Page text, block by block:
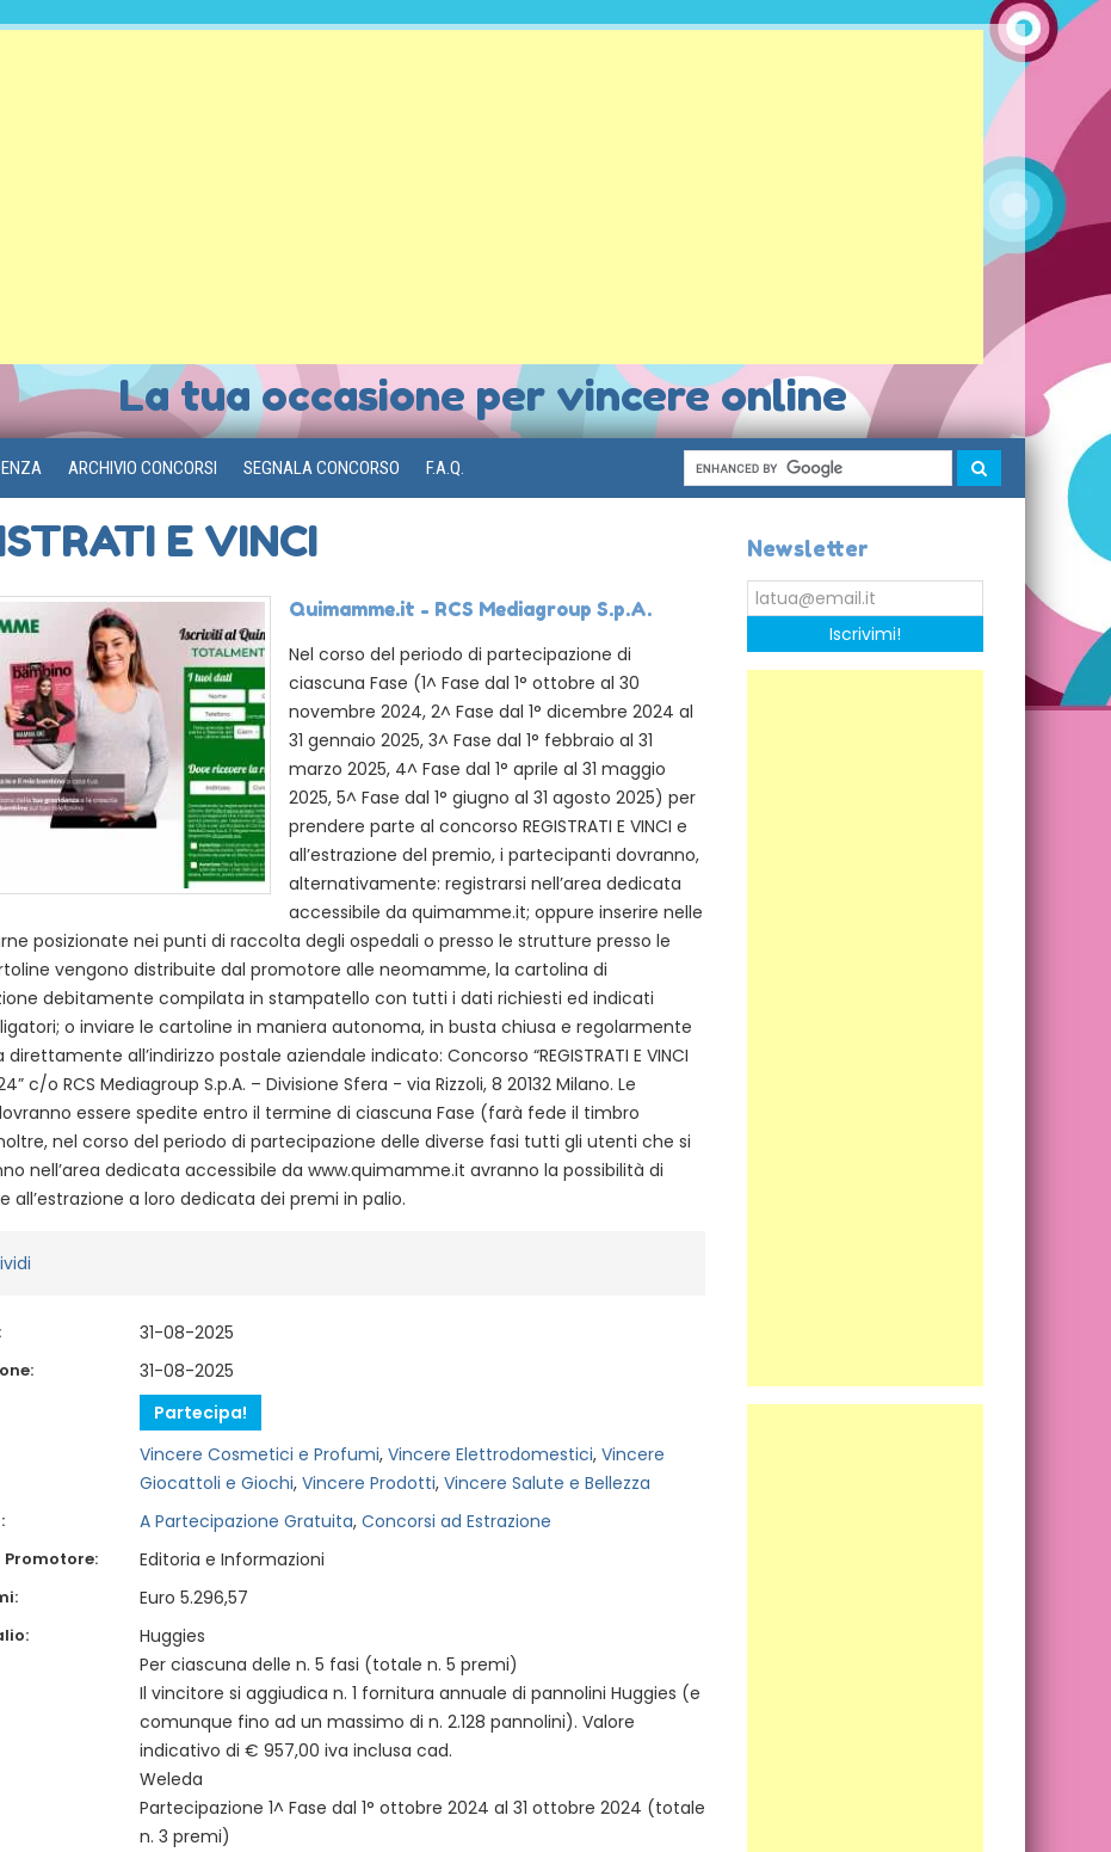
La tua occasione per vincere online
ARCHIVIO CONCORSI SEGNALA CONCORSO F.A.Q.
E VINCI
Quimamme.it - RCS Mediagroup S.p.A.
Nel corso del periodo di partecipazione di
ciascuna Fase (1^ Fase dal 1° ottobre al 30
novembre 2024, 2^ Fase dal 1° dicembre 2024 al
31 gennaio 2025, 3^ Fase dal 1° febbraio al 31
marzo 2025, 4^ Fase dal 1° aprile al 31 maggio
2025, 5^ Fase dal 1° giugno al 31 agosto 2025) per
prendere parte al concorso REGISTRATI E VINCI e
all’estrazione del premio, i partecipanti dovranno,
alternativamente: registrarsi nell’area dedicata
accessibile da quimamme.it; oppure inserire nelle
posizionate nei punti di raccolta degli ospedali o presso le strutture presso le
vengono distribuite dal promotore alle neomamme, la cartolina di
debitamente compilata in stampatello con tutti i dati richiesti ed indicati
o inviare le cartoline in maniera autonoma, in busta chiusa e regolarmente
all’indirizzo postale aziendale indicato: Concorso “REGISTRATI E VINCI
c/o RCS Mediagroup S.p.A. – Divisione Sfera - via Rizzoli, 8 20132 Milano. Le
essere spedite entro il termine di ciascuna Fase (farà fede il timbro
nel corso del periodo di partecipazione delle diverse fasi tutti gli utenti che si
nell’area dedicata accessibile da www.quimamme.it avranno la possibilità di
all’estrazione a loro dedicata dei premi in palio.
31-08-2025
31-08-2025
Partecipa!
Vincere Cosmetici e Profumi, Vincere Elettrodomestici, Vincere
Giocattoli e Giochi, Vincere Prodotti, Vincere Salute e Bellezza
A Partecipazione Gratuita, Concorsi ad Estrazione
Editoria e Informazioni
Euro 5.296,57
Huggies
Per ciascuna delle n. 5 fasi (totale n. 5 premi)
Il vincitore si aggiudica n. 1 fornitura annuale di pannolini Huggies (e
comunque fino ad un massimo di n. 2.128 pannolini). Valore
indicativo di € 957,00 iva inclusa cad.
Weleda
Partecipazione 1^ Fase dal 1° ottobre 2024 al 31 ottobre 2024 (totale
n. 3 premi)
Newsletter
Iscrivimi!